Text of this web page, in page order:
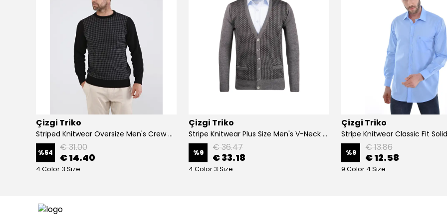
Çizgi Triko
Striped Knitwear Oversize Men's Crew Neck Knitwear Sweater Patterned Steel Knit Classic with Sleeve and Waist Elastic - BLACK
%54 € 31.00
€ 14.40
4 Color 3 Size
Çizgi Triko
Stripe Knitwear Plus Size Men's V-Neck Knitwear Cardigan Buttoned Pocket Detailed Patterned Steel Knitted Classic Pattern - GREY
%9 € 36.47
€ 33.18
4 Color 3 Size
Çizgi Triko
%9 € 13.86
€ 12.58
9 Color 4 Size